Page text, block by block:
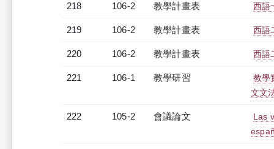
218 106-2 教學計畫表 西語
219 106-2 教學計畫表 西語
220 106-2 教學計畫表 西語
221 106-1 教學研習
教學
文文
222 105-2 會議論文
Las